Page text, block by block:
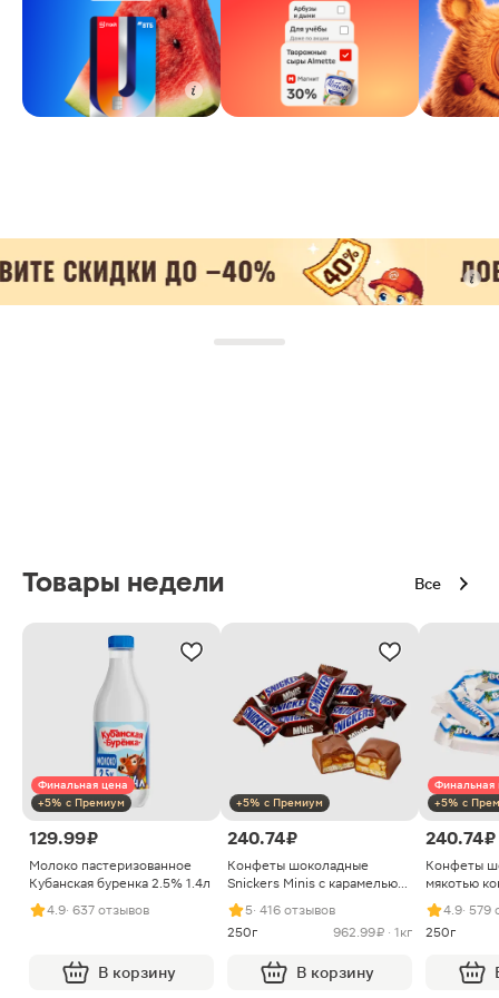
Товары недели Все
Финальная цена
+5% с Премиум
129.99 ₽
Молоко пастеризованное
Кубанская буренка 2.5% 1.4л
4.9· 637 отзывов
В корзину
+5% с Премиум
240.74 ₽
Конфеты шоколадные
Snickers Minis с карамелью
арахисом и нугой
5· 416 отзывов
250г
962.99 ₽ · 1кг
В корзину
Финальная
+5% с
240.74 ₽
Конфеты
мякотью
4.9· 579
250г